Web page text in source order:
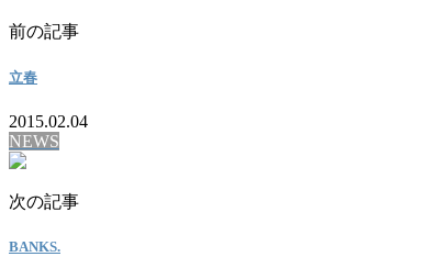
前の記事
立春
2015.02.04
NEWS
次の記事
BANKS.